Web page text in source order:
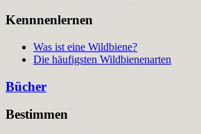
Kennnenlernen
Was ist eine Wildbiene?
Die häufigsten Wildbienenarten
Bücher
Bestimmen